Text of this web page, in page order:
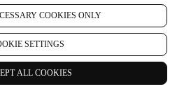
COOKIES ONLY
SETTINGS
ALL COOKIES
BESCHERMD?
belang aan de beveiliging van de
Le Creuset zal redelijke stappen
dat uw gegevens veilig worden
voor de doeleinden die in deze
(en niet voor andere
verzoek kunnen worden ingezien of